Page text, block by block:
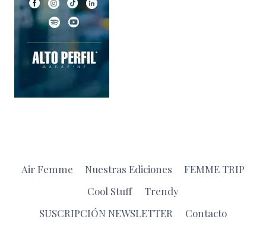
Air Femme Nuestras Ediciones
FEMME TRIP
Cool Stuff
Trendy
SUSCRIPCIÓN NEWSLETTER
Contacto